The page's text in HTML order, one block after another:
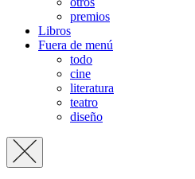
premios
Libros
Fuera de menú
todo
cine
literatura
teatro
diseño